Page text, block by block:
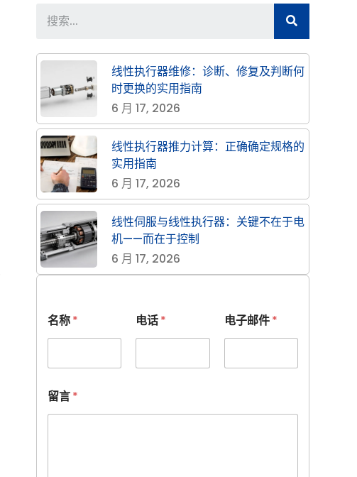
线性执行器维修：诊断、修复及判断何
时更换的实用指南
6 月 17, 2026
线性执行器推力计算：正确确定规格的
实用指南
6 月 17, 2026
线性伺服与线性执行器：关键不在于电
机——而在于控制
6 月 17, 2026
名称* 电话* 电子邮件*
电
子
留言*